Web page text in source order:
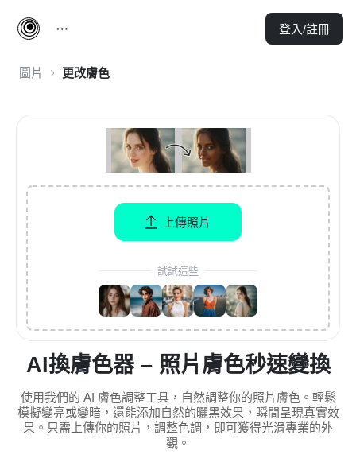
登入/註冊
圖片 更改膚色
AI換膚色器 – 照片膚色秒速變換
使用我們的 AI 膚色調整工具，自然調整你的照片膚色。輕鬆
模擬變亮或變暗，還能添加自然的曬黑效果，瞬間呈現真實效
果。只需上傳你的照片，調整色調，即可獲得光滑專業的外
觀。
上傳照片
試試這些